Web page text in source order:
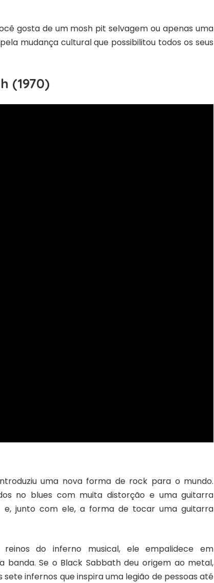
gosta de um mosh pit selvagem ou apenas uma
mudança cultural que possibilitou todos os seus
(1970)
uma nova forma de rock para o mundo.
no blues com muita distorção e uma guitarra
junto com ele, a forma de tocar uma guitarra
do inferno musical, ele empalidece em
Se o Black Sabbath deu origem ao metal,
infernos que inspira uma legião de pessoas até